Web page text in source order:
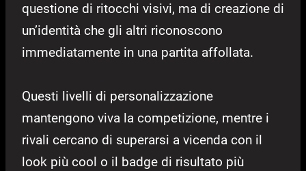
questione di ritocchi visivi, ma di creazione di
un’identità che gli altri riconoscono
immediatamente in una partita affollata.
Questi livelli di personalizzazione
mantengono viva la competizione, mentre i
rivali cercano di superarsi a vicenda con il
look più cool o il badge di risultato più